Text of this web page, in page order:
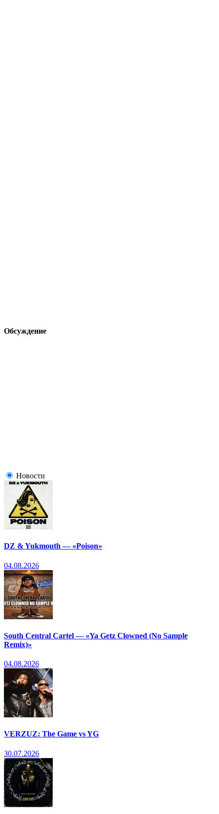
Обсуждение
Новости
DZ & Yukmouth — «Poison»
04.08.2026
South Central Cartel — «Ya Getz Clowned (No Sample
Remix)»
04.08.2026
VERZUZ: The Game vs YG
30.07.2026